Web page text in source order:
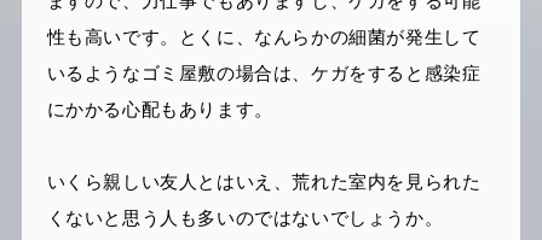
性も高いです。とくに、なんらかの細菌が発生して
いるようなゴミ屋敷の場合は、ケガをすると感染症
にかかる心配もあります。
いくら親しい友人とはいえ、荒れた室内を見られた
くないと思う人も多いのではないでしょうか。